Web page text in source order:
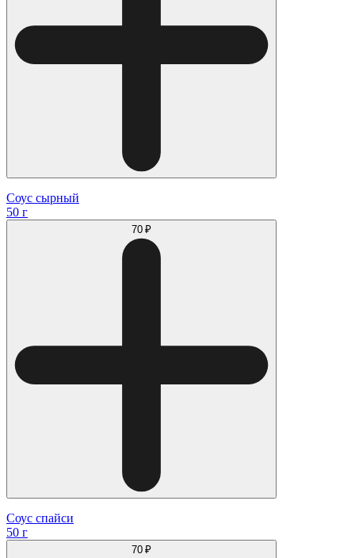
Соус сырный
50 г
70 ₽
Соус спайси
50 г
70 ₽